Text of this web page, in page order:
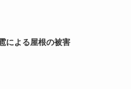
による屋根の被害